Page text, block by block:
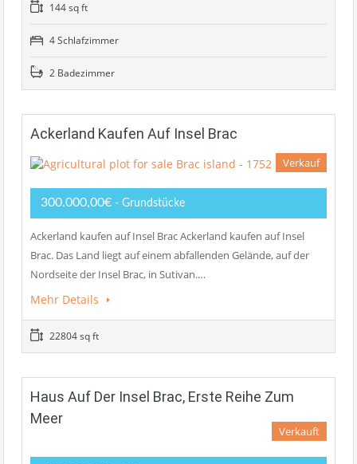
144 sq ft
4 Schlafzimmer
2 Badezimmer
Ackerland Kaufen Auf Insel Brac
Verkauf
300.000,00€ - Grundstücke
Ackerland kaufen auf Insel Brac Ackerland kaufen auf Insel
Brac. Das Land liegt auf einem abfallenden Gelände, auf der
Nordseite der Insel Brac, in Sutivan.…
Mehr Details
22804 sq ft
Haus Auf Der Insel Brac, Erste Reihe Zum
Meer
Verkauft